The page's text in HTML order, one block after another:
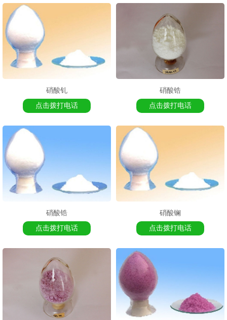
硝酸钆
点击拨打电话
硝酸锆
点击拨打电话
硝酸锆
点击拨打电话
硝酸镧
点击拨打电话